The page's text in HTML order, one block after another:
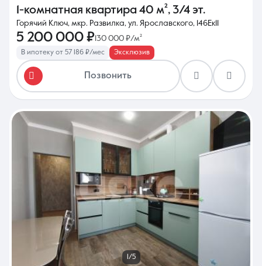
1-комнатная квартира 40 м², 3/4 эт.
Горячий Ключ, мкр. Развилка, ул. Ярославского, 146Ек11
5 200 000 ₽ 130 000 ₽/м²
В ипотеку от 57 186 ₽/мес Эксклюзив
Позвонить
1/5